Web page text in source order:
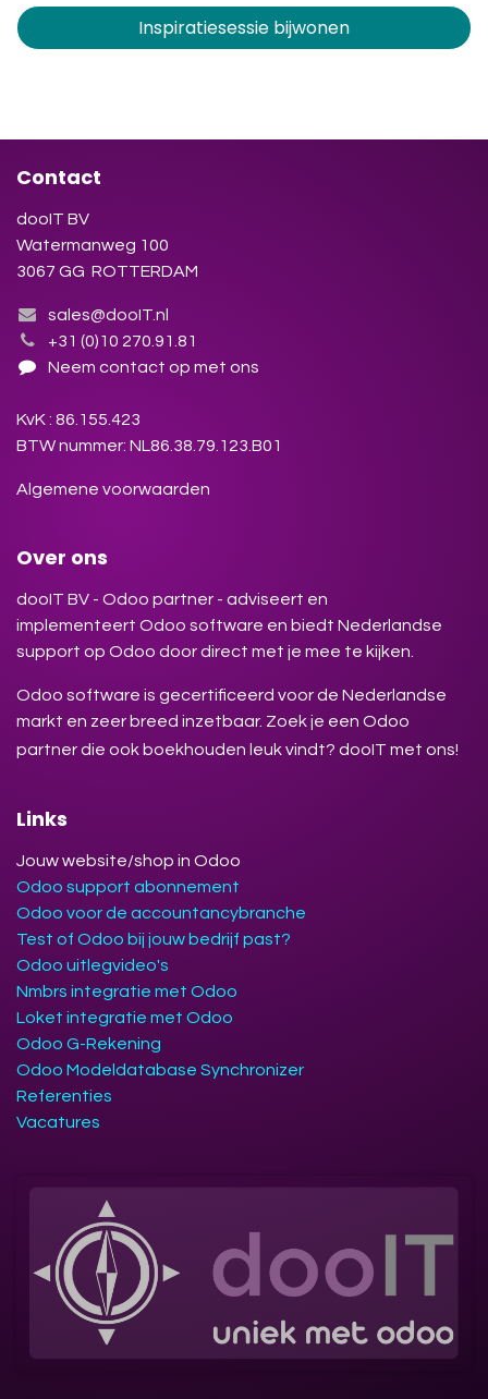
Inspiratiesessie bijwonen
Contact
dooIT BV
Watermanweg 100
3067 GG ROTTERDAM
sales@dooIT.nl
+31 (0)10 270.91.81
Neem contact op met ons
KvK : 86.155.423
BTW nummer: NL86.38.79.123.B01
Algemene voorwaarden
Over ons
dooIT BV - Odoo partner - adviseert en
implementeert Odoo software en biedt Nederlandse
support op Odoo door direct met je mee te kijken.
Odoo software is gecertificeerd voor de Nederlandse
markt en zeer breed inzetbaar. Zoek je een Odoo
partner die ook boekhouden leuk vindt? dooIT met ons!
Links
Jouw website/shop in Odoo
Odoo support abonnement
Odoo voor de accountancybranche
Test of Odoo bij jouw bedrijf past?
Odoo uitlegvideo's
Nmbrs integratie met Odoo
Loket integratie met Odoo
Odoo G-Rekening
Odoo Modeldatabase Synchronizer
Referenties
Vacatures